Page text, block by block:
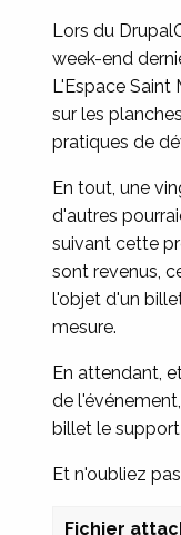
Lors du
week-end
L'Espace Saint
sur les
pratiques de
En tout, une
d'autres
suivant cette
sont revenus,
l'objet d'un
mesure.
En attendant,
de
billet le
Et n'oubliez
Fichier